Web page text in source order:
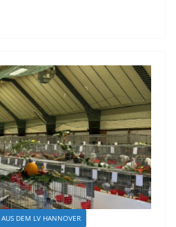
AUS DEM LV HANNOVER